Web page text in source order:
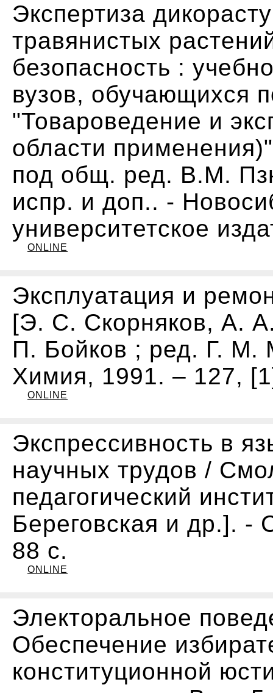
Экспертиза
травянистых
безопасность :
вузов, обучающихся
"Товароведение и
области
под общ. ред. В.М.
испр. и доп.. -
университетское
ONLINE
Эксплуатация и
[Э. С. Скорняков, А.
П. Бойков ; ред. Г. М.
Химия, 1991. – 127,
ONLINE
Экспрессивность в
научных трудов /
педагогический
Береговская и др.]. -
88 с.
ONLINE
Электоральное
Обеспечение
конституционной